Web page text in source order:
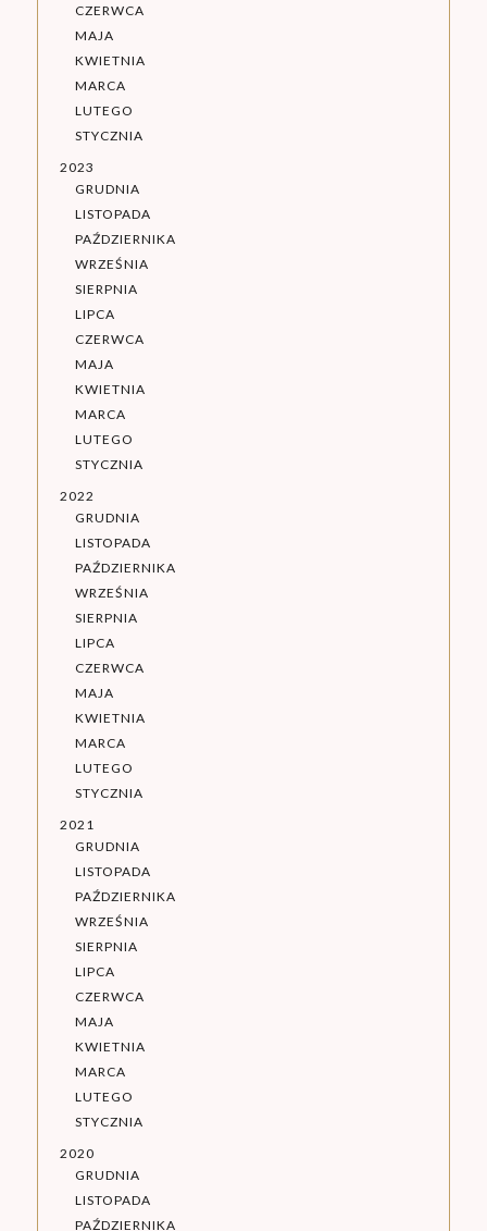
CZERWCA
MAJA
KWIETNIA
MARCA
LUTEGO
STYCZNIA
2023
GRUDNIA
LISTOPADA
PAŹDZIERNIKA
WRZEŚNIA
SIERPNIA
LIPCA
CZERWCA
MAJA
KWIETNIA
MARCA
LUTEGO
STYCZNIA
2022
GRUDNIA
LISTOPADA
PAŹDZIERNIKA
WRZEŚNIA
SIERPNIA
LIPCA
CZERWCA
MAJA
KWIETNIA
MARCA
LUTEGO
STYCZNIA
2021
GRUDNIA
LISTOPADA
PAŹDZIERNIKA
WRZEŚNIA
SIERPNIA
LIPCA
CZERWCA
MAJA
KWIETNIA
MARCA
LUTEGO
STYCZNIA
2020
GRUDNIA
LISTOPADA
PAŹDZIERNIKA